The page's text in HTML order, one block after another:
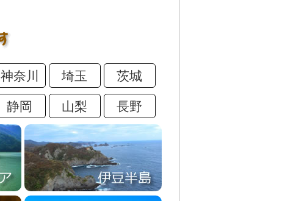
神奈川 埼玉 茨城
静岡 山梨 長野
奥多摩